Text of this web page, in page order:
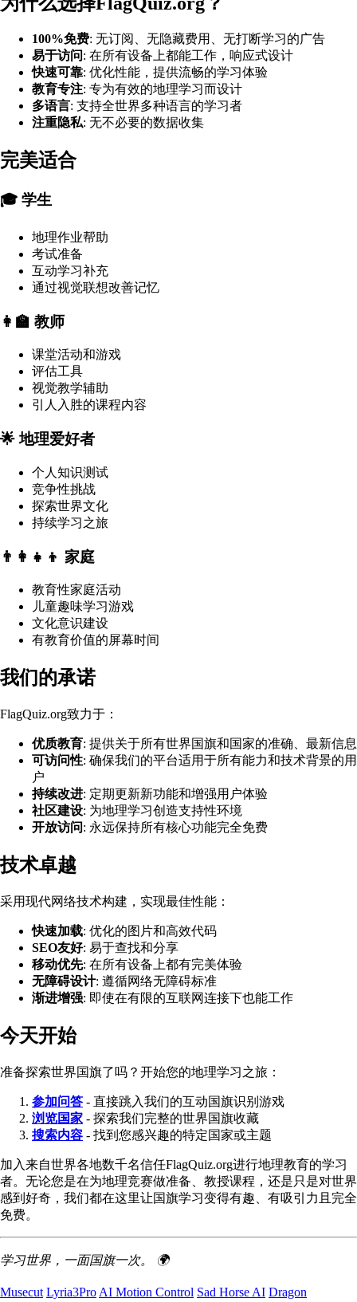
100%免费: 无订阅、无隐藏费用、无打断学习的广告
易于访问 : 在所有设备上都能工作，响应式设计
快速可靠: 优化性能，提供流畅的学习体验
教育专注: 专为有效的地理学习而设计
多语言: 支持全世界多种语言的学习者
注重隐私: 无不必要的数据收集
完美适合
🎓 学生
地理作业帮助
考试准备
互动学习补充
通过视觉联想改善记忆
👩‍🏫 教师
课堂活动和游戏
评估工具
视觉教学辅助
引人入胜的课程内容
🌟 地理爱好者
个人知识测试
竞争性挑战
探索世界文化
持续学习之旅
👨‍👩‍👧‍👦 家庭
教育性家庭活动
儿童趣味学习游戏
文化意识建设
有教育价值的屏幕时间
我们的承诺
FlagQuiz.org致力于：
优质教育: 提供关于所有世界国旗和国家的准确、最新信息
可访问性: 确保我们的平台适用于所有能力和技术背景的用
户
持续改进: 定期更新新功能和增强用户体验
社区建设: 为地理学习创造支持性环境
开放访问: 永远保持所有核心功能完全免费
技术卓越
采用现代网络技术构建，实现最佳性能：
快速加载: 优化的图片和高效代码
SEO友好: 易于查找和分享
移动优先: 在所有设备上都有完美体验
无障碍设计: 遵循网络无障碍标准
渐进增强: 即使在有限的互联网连接下也能工作
今天开始
准备探索世界国旗了吗？开始您的地理学习之旅：
参加问答 - 直接跳入我们的互动国旗识别游戏
浏览国家 - 探索我们完整的世界国旗收藏
搜索内容 - 找到您感兴趣的特定国家或主题
加入来自世界各地数千名信任FlagQuiz.org进行地理教育的学习
者。无论您是在为地理竞赛做准备、教授课程，还是只是对世界
感到好奇，我们都在这里让国旗学习变得有趣、有吸引力且完全
免费。
学习世界，一面国旗一次。 🌍
Musecut Lyria3Pro AI Motion Control Sad Horse AI Dragon